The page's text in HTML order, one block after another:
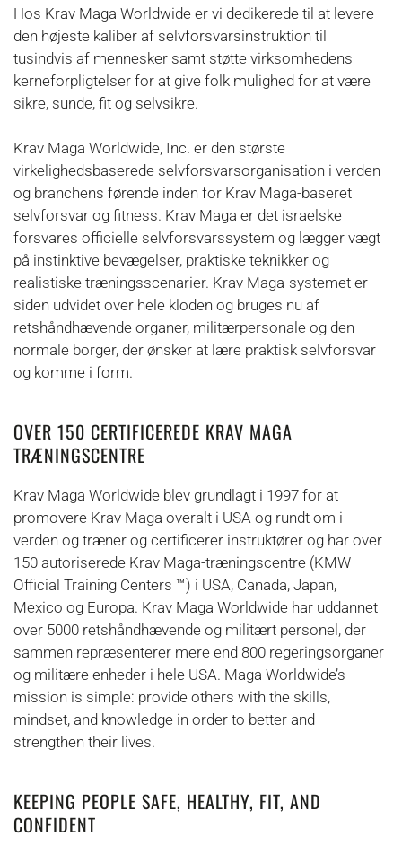
Hos Krav Maga Worldwide er vi dedikerede til at levere
den højeste kaliber af selvforsvarsinstruktion til
tusindvis af mennesker samt støtte virksomhedens
kerneforpligtelser for at give folk mulighed for at være
sikre, sunde, fit og selvsikre.
Krav Maga Worldwide, Inc. er den største
virkelighedsbaserede selvforsvarsorganisation i verden
og branchens førende inden for Krav Maga-baseret
selvforsvar og fitness. Krav Maga er det israelske
forsvares officielle selvforsvarssystem og lægger vægt
på instinktive bevægelser, praktiske teknikker og
realistiske træningsscenarier. Krav Maga-systemet er
siden udvidet over hele kloden og bruges nu af
retshåndhævende organer, militærpersonale og den
normale borger, der ønsker at lære praktisk selvforsvar
og komme i form.
OVER 150 CERTIFICEREDE KRAV MAGA
TRÆNINGSCENTRE
Krav Maga Worldwide blev grundlagt i 1997 for at
promovere Krav Maga overalt i USA og rundt om i
verden og træner og certificerer instruktører og har over
150 autoriserede Krav Maga-træningscentre (KMW
Official Training Centers ™) i USA, Canada, Japan,
Mexico og Europa. Krav Maga Worldwide har uddannet
over 5000 retshåndhævende og militært personel, der
sammen repræsenterer mere end 800 regeringsorganer
og militære enheder i hele USA. Maga Worldwide’s
mission is simple: provide others with the skills,
mindset, and knowledge in order to better and
strengthen their lives.
KEEPING PEOPLE SAFE, HEALTHY, FIT, AND
CONFIDENT